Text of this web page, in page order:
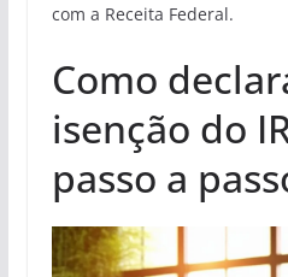
com a Receita Federal.
Como
isenção do
passo a